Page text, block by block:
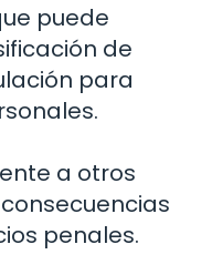
puede
de
para
a otros
penales.